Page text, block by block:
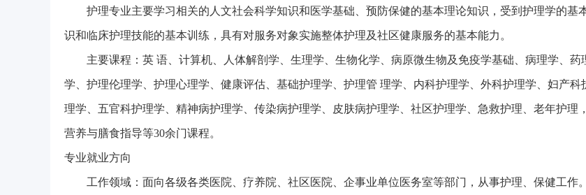
护理专业主要学习相关的人文社会科学知识和医学基础、预防保健的基本理论知识，受到护理学的基
识和临床护理技能的基本训练，具有对服务对象实施整体护理及社区健康服务的基本能力。
主要课程：英 语、计算机、人体解剖学、生理学、生物化学、病原微生物及免疫学基础、病理学、药
学、护理伦理学、护理心理学、健康评估、基础护理学、护理管 理学、内科护理学、外科护理学、妇产科
理学、五官科护理学、精神病护理学、传染病护理学、皮肤病护理学、社区护理学、急救护理、老年护理
营养与膳食指导等30余门课程。
专业就业方向
工作领域：面向各级各类医院、疗养院、社区医院、企事业单位医务室等部门，从事护理、保健工作。